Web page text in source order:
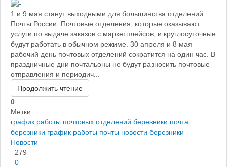
1 и 9 мая станут выходными для большинства отделений
Почты России. Почтовые отделения, которые оказывают
услуги по выдаче заказов с маркетплейсов, и круглосуточные
будут работать в обычном режиме. 30 апреля и 8 мая
рабочий день почтовых отделений сократится на один час. В
праздничные дни почтальоны не будут разносить почтовые
отправления и периодич...
Продолжить чтение
0
Метки:
график работы почтовых отделений березники почта
березники график работы почты новости березники
Новости
279
0